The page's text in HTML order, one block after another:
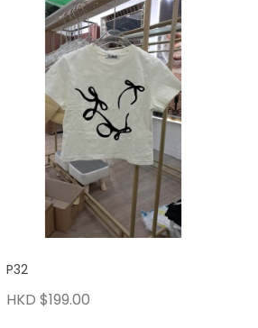
P32
HKD $199.00